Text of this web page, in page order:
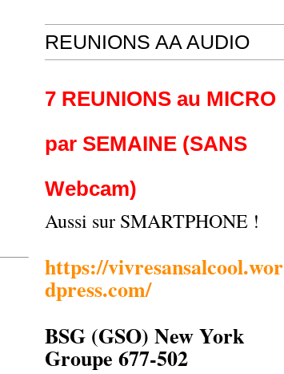
REUNIONS AA AUDIO
7 REUNIONS au MICRO
par SEMAINE (SANS
Webcam)
Aussi sur SMARTPHONE !
https://vivresansalcool.wor
dpress.com/
BSG (GSO) New York
Groupe 677-502